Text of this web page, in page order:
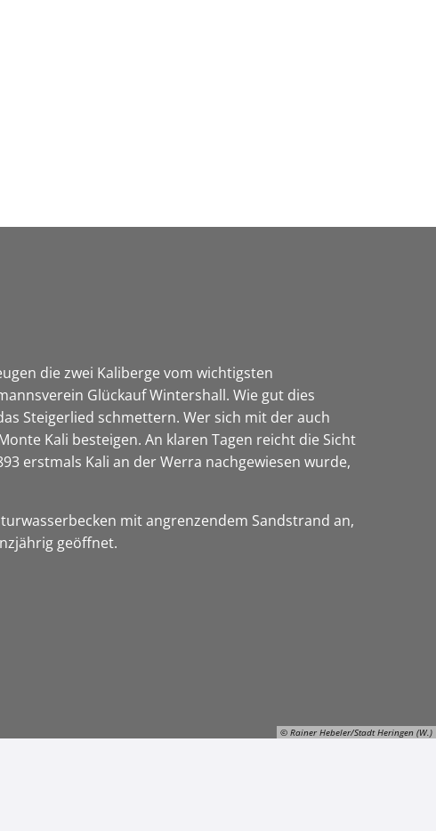
© Rainer Hebeler/Stadt Heringen (W.)
die zwei Kaliberge vom wichtigsten
Glückauf Wintershall. Wie gut dies
Steigerlied schmettern. Wer sich mit der auch
Kali besteigen. An klaren Tagen reicht die Sicht
erstmals Kali an der Werra nachgewiesen wurde,
mit angrenzendem Sandstrand an,
geöffnet.